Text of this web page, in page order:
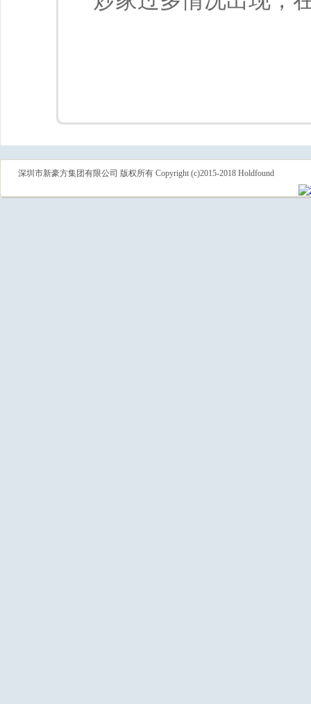
深圳市新豪方集团有限公司 版权所有 Copyright (c)2015-2018 Holdfound